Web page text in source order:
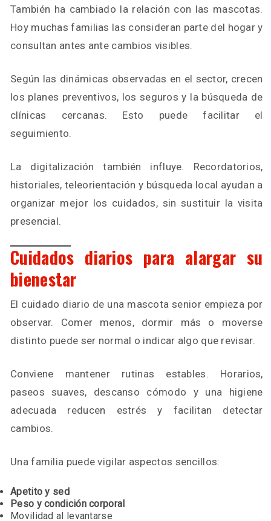
También ha cambiado la relación con las mascotas.
Hoy muchas familias las consideran parte del hogar y
consultan antes ante cambios visibles.
Según las dinámicas observadas en el sector, crecen
los planes preventivos, los seguros y la búsqueda de
clínicas cercanas. Esto puede facilitar el
seguimiento.
La digitalización también influye. Recordatorios,
historiales, teleorientación y búsqueda local ayudan a
organizar mejor los cuidados, sin sustituir la visita
presencial.
Cuidados diarios para alargar su
bienestar
El cuidado diario de una mascota senior empieza por
observar. Comer menos, dormir más o moverse
distinto puede ser normal o indicar algo que revisar.
Conviene mantener rutinas estables. Horarios,
paseos suaves, descanso cómodo y una higiene
adecuada reducen estrés y facilitan detectar
cambios.
Una familia puede vigilar aspectos sencillos:
Apetito y sed
Peso y condición corporal
Movilidad al levantarse